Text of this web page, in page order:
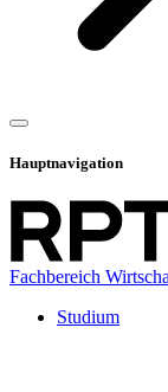
Hauptnavigation
Fachbereich
Studium